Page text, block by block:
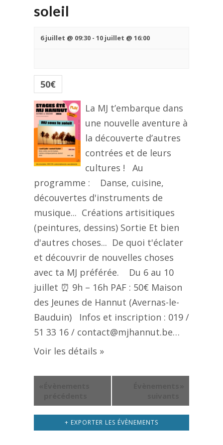
soleil
6 juillet @ 09:30 - 10 juillet @ 16:00
50€
La MJ t’embarque dans
une nouvelle aventure à
la découverte d’autres
contrées et de leurs
cultures ! Au
programme : Danse, cuisine,
découvertes d'instruments de
musique... Créations artisitiques
(peintures, dessins) Sortie Et bien
d'autres choses... De quoi t'éclater
et découvrir de nouvelles choses
avec ta MJ préférée. Du 6 au 10
juillet ⏰ 9h – 16h PAF : 50€ Maison
des Jeunes de Hannut (Avernas-le-
Bauduin) Infos et inscription : 019 /
51 33 16 / contact@mjhannut.be…
Voir les détails »
+ EXPORTER LES ÉVÈNEMENTS